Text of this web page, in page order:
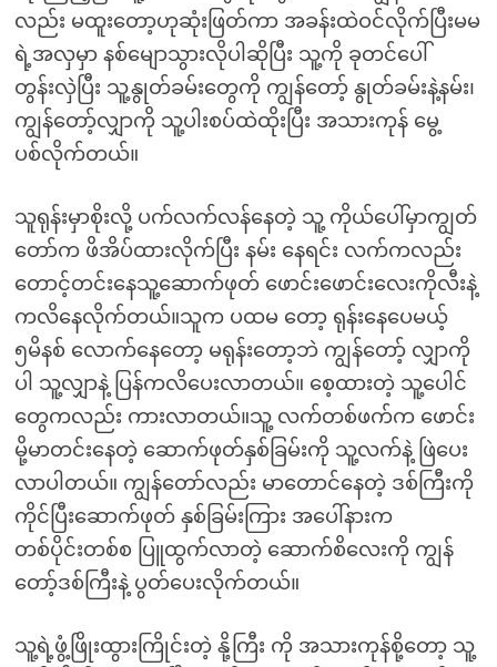
လည်း မထူးတော့ဟုဆုံးဖြတ်ကာ အခန်းထဲဝင်လိုက်ပြီးမမ
ရဲ့အလှမှာ နစ်မျောသွားလိုပါဆိုပြီး သူ့ကို ခုတင်ပေါ်
တွန်းလှဲပြီး သူ့နွုတ်ခမ်းတွေကို ကျွန်တော့် နွုတ်ခမ်းနဲ့နမ်း၊
ကျွန်တော့်လျှာကို သူ့ပါးစပ်ထဲထိုးပြီး အသားကုန် မွေ့
ပစ်လိုက်တယ်။
သူရုန်းမှာစိုးလို့ ပက်လက်လန်နေတဲ့ သူ့ ကိုယ်ပေါ်မှာကျွတ်
တော်က ဖိအိပ်ထားလိုက်ပြီး နမ်း နေရင်း လက်ကလည်း
တောင့်တင်းနေသူ့ဆောက်ဖုတ် ဖောင်းဖောင်းလေးကိုလီးနဲ့
ကလိနေလိုက်တယ်။သူက ပထမ တော့ ရုန်းနေပေမယ့်
၅မိနစ် လောက်နေတော့ မရုန်းတော့ဘဲ ကျွန်တော့် လျှာကို
ပါ သူ့လျှာနဲ့ ပြန်ကလိပေးလာတယ်။ စေ့ထားတဲ့ သူ့ပေါင်
တွေကလည်း ကားလာတယ်။သူ့ လက်တစ်ဖက်က ဖောင်း
မို့မာတင်းနေတဲ့ ဆောက်ဖုတ်နှစ်ခြမ်းကို သူ့လက်နဲ့ ဖြဲပေး
လာပါတယ်။ ကျွန်တော်လည်း မာတောင်နေတဲ့ ဒစ်ကြီးကို
ကိုင်ပြီးဆောက်ဖုတ် နှစ်ခြမ်းကြား အပေါ်နားက
တစ်ပိုင်းတစ်စ ပြူထွက်လာတဲ့ ဆောက်စိလေးကို ကျွန်
တော့်ဒစ်ကြီးနဲ့ ပွတ်ပေးလိုက်တယ်။
သူ့ရဲ့ဖွံ့ဖြိုးထွားကြိုင်းတဲ့ နို့ကြီး ကို အသားကုန်စို့တော့ သူ့